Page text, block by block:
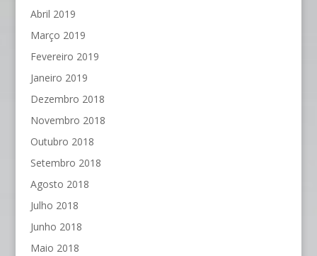
Abril 2019
Março 2019
Fevereiro 2019
Janeiro 2019
Dezembro 2018
Novembro 2018
Outubro 2018
Setembro 2018
Agosto 2018
Julho 2018
Junho 2018
Maio 2018